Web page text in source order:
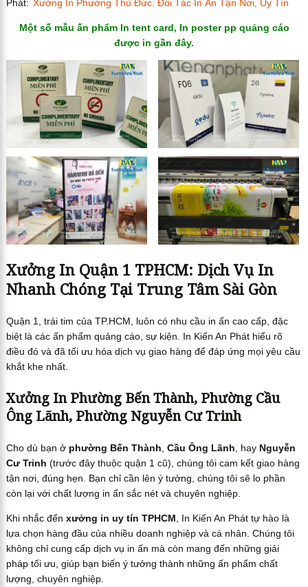
Phát: Xưởng In Phường Thủ Đức: Đối Tác In Ấn Tận Nơi, Uy Tín
Một số mẫu ấn phẩm In tent card, In poster pp quảng cáo
được in gần đây.
Xưởng In Quận 1 TPHCM: Dịch Vụ In
Nhanh Chóng Tại Trung Tâm Sài Gòn
Quận 1, trái tim của TP.HCM, luôn có nhu cầu in ấn cao cấp, đặc
biệt là các ấn phẩm quảng cáo, sự kiện. In Kiến An Phát hiểu rõ
điều đó và đã tối ưu hóa dịch vụ giao hàng để đáp ứng mọi yêu cầu
khắt khe nhất.
Xưởng In Phường Bến Thành, Phường Cầu
Ông Lãnh, Phường Nguyễn Cư Trinh
Cho dù bạn ở phường Bến Thành Cầu Ông Lãnh , hay Nguyễn
Cư Trinh (trước đây thuộc quận 1 cũ), chúng tôi cam kết giao hàng
tận nơi, đúng hẹn. Bạn chỉ cần lên ý tưởng, chúng tôi sẽ lo phần
còn lại với chất lượng in ấn sắc nét và chuyên nghiệp.
Khi nhắc đến xưởng in uy tín TPHCM , In Kiến An Phát tự hào là
lựa chọn hàng đầu của nhiều doanh nghiệp và cá nhân. Chúng tôi
không chỉ cung cấp dịch vụ in ấn mà còn mang đến những giải
pháp tối ưu, giúp bạn biến ý tưởng thành những ấn phẩm chất
lượng, chuyên nghiệp.